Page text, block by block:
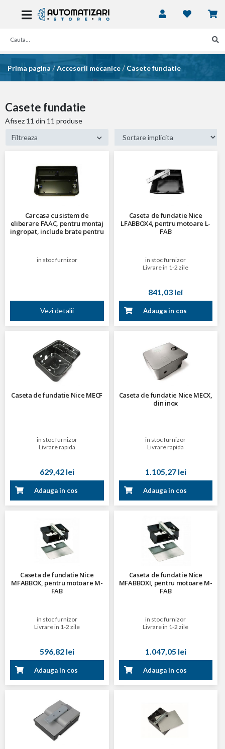
Prima pagina /Accesorii mecanice / Casete fundatie
Casete fundatie
Afisez 11 din 11 produse
Filtreaza
Carcasa cu sistem de
eliberare FAAC, pentru montaj
ingropat, include brate pentru
in stoc furnizor
Vezi detalii
Caseta de fundatie Nice
LFABBOX4, pentru motoare L-
FAB
in stoc furnizor
Livrare in 1-2 zile
841,03 lei
Adauga in cos
Caseta de fundatie Nice MECF
in stoc furnizor
Livrare rapida
629,42 lei
Adauga in cos
Caseta de fundatie Nice MECX,
din inox
in stoc furnizor
Livrare rapida
1.105,27 lei
Adauga in cos
Caseta de fundatie Nice
MFABBOX, pentru motoare M-
FAB
in stoc furnizor
Livrare in 1-2 zile
596,82 lei
Adauga in cos
Caseta de fundatie Nice
MFABBOXI, pentru motoare M-
FAB
in stoc furnizor
Livrare in 1-2 zile
1.047,05 lei
Adauga in cos